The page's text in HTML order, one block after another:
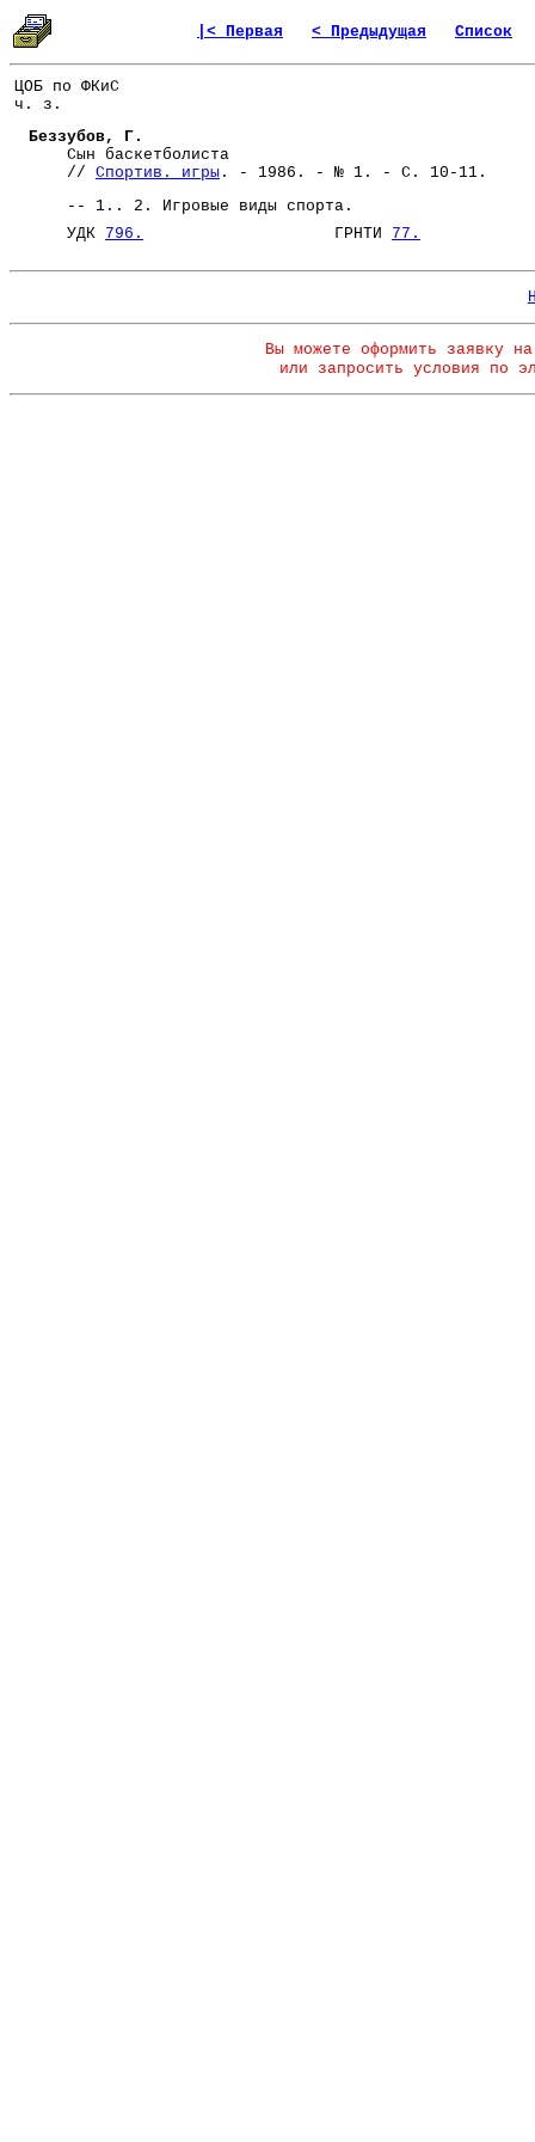
|< Первая < Предыдущая Список
ЦОБ по ФКиС
ч. з.
Беззубов, Г.
Сын баскетболиста
// Спортив. игры . - 1986. - № 1. - С. 10-11.
-- 1.. 2. Игровые виды спорта.
УДК 796. ГРНТИ 77.
Вы можете оформить заявку
или запросить условия по